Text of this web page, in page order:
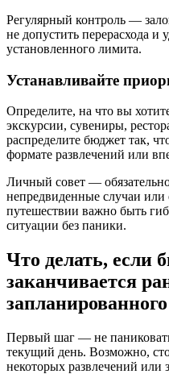
Регулярный контроль —
не допустить перерасхода и
установленного лимита.
Устанавливайте
Определите, на что вы
экскурсии, сувениры,
распределите бюджет так,
формате развлечений или
Личный совет —
непредвиденные случаи
путешествии важно быть
ситуации без паники.
Что делать, если
заканчивается
запланированного
Первый шаг — не
текущий день. Возможно,
некоторых развлечений или